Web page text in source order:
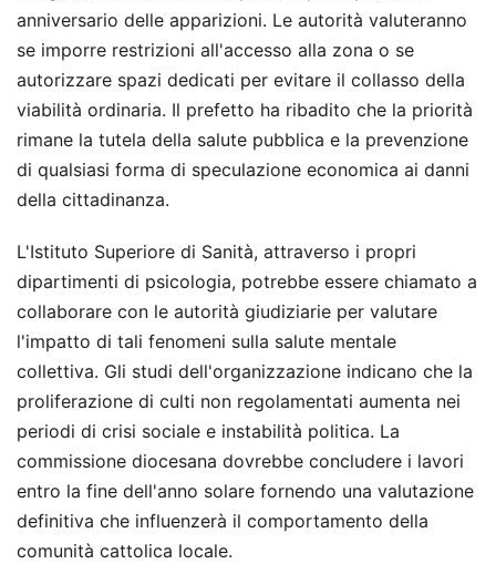
anniversario delle apparizioni. Le autorità valuteranno
se imporre restrizioni all'accesso alla zona o se
autorizzare spazi dedicati per evitare il collasso della
viabilità ordinaria. Il prefetto ha ribadito che la priorità
rimane la tutela della salute pubblica e la prevenzione
di qualsiasi forma di speculazione economica ai danni
della cittadinanza.
L'Istituto Superiore di Sanità, attraverso i propri
dipartimenti di psicologia, potrebbe essere chiamato a
collaborare con le autorità giudiziarie per valutare
l'impatto di tali fenomeni sulla salute mentale
collettiva. Gli studi dell'organizzazione indicano che la
proliferazione di culti non regolamentati aumenta nei
periodi di crisi sociale e instabilità politica. La
commissione diocesana dovrebbe concludere i lavori
entro la fine dell'anno solare fornendo una valutazione
definitiva che influenzerà il comportamento della
comunità cattolica locale.